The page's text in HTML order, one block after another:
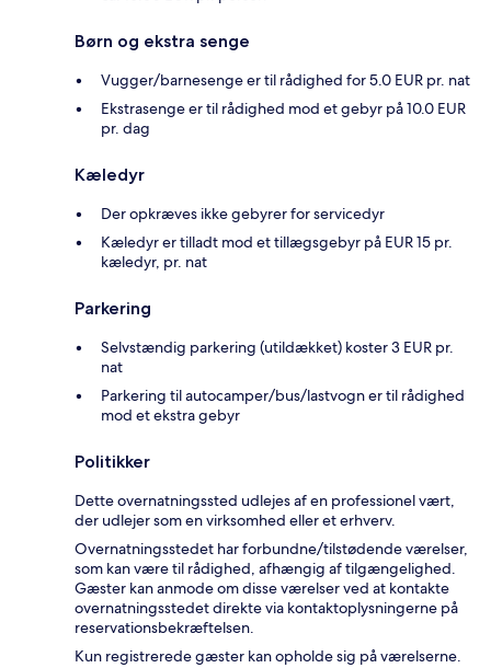
Børn og ekstra senge
Vugger/barnesenge er til rådighed for 5.0 EUR pr. nat
Ekstrasenge er til rådighed mod et gebyr på 10.0 EUR
pr. dag
Kæledyr
Der opkræves ikke gebyrer for servicedyr
Kæledyr er tilladt mod et tillægsgebyr på EUR 15 pr.
kæledyr, pr. nat
Parkering
Selvstændig parkering (utildækket) koster 3 EUR pr.
nat
Parkering til autocamper/bus/lastvogn er til rådighed
mod et ekstra gebyr
Politikker
Dette overnatningssted udlejes af en professionel vært,
der udlejer som en virksomhed eller et erhverv.
Overnatningsstedet har forbundne/tilstødende værelser,
som kan være til rådighed, afhængig af tilgængelighed.
Gæster kan anmode om disse værelser ved at kontakte
overnatningsstedet direkte via kontaktoplysningerne på
reservationsbekræftelsen.
Kun registrerede gæster kan opholde sig på værelserne.